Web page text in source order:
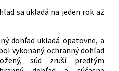
sa ukladá na jeden rok až
dohľad ukladá opätovne, a
vykonaný ochranný dohľad
súd zruší predtým